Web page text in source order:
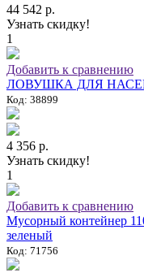
44 542 р.
Узнать скидку!
1
Добавить к сравнению
ЛОВУШКА ДЛЯ
Код: 38899
4 356 р.
Узнать скидку!
1
Добавить к сравнению
Мусорный контейнер
зеленый
Код: 71756